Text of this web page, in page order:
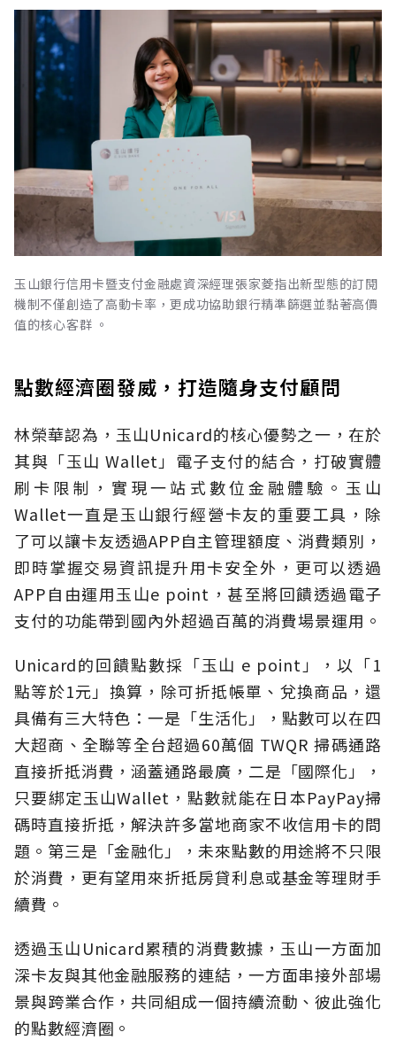
玉山銀行信用卡暨支付金融處資深經理張家菱指出新型態的訂閱
機制不僅創造了高動卡率，更成功協助銀行精準篩選並黏著高價
值的核心客群 。
點數經濟圈發威，打造隨身支付顧問
林榮華認為，玉山Unicard的核心優勢之一，在於
其與「玉山 Wallet」電子支付的結合，打破實體
刷卡限制，實現一站式數位金融體驗。玉山
Wallet一直是玉山銀行經營卡友的重要工具，除
了可以讓卡友透過APP自主管理額度、消費類別，
即時掌握交易資訊提升用卡安全外，更可以透過
APP自由運用玉山e point，甚至將回饋透過電子
支付的功能帶到國內外超過百萬的消費場景運用。
Unicard的回饋點數採「玉山 e point」，以「1
點等於1元」換算，除可折抵帳單、兌換商品，還
具備有三大特色：一是「生活化」，點數可以在四
大超商、全聯等全台超過60萬個 TWQR 掃碼通路
直接折抵消費，涵蓋通路最廣，二是「國際化」，
只要綁定玉山Wallet，點數就能在日本PayPay掃
碼時直接折抵，解決許多當地商家不收信用卡的問
題。第三是「金融化」，未來點數的用途將不只限
於消費，更有望用來折抵房貸利息或基金等理財手
續費。
透過玉山Unicard累積的消費數據，玉山一方面加
深卡友與其他金融服務的連結，一方面串接外部場
景與跨業合作，共同組成一個持續流動、彼此強化
的點數經濟圈。